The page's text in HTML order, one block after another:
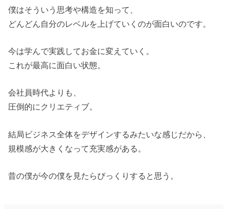
僕はそういう思考や構造を知って、
どんどん自分のレベルを上げていくのが面白いのです。
今は学んで実践してお金に変えていく。
これが最高に面白い状態。
会社員時代よりも、
圧倒的にクリエティブ。
結局ビジネス全体をデザインするみたいな感じだから、
規模感が大きくなって充実感がある。
昔の僕が今の僕を見たらびっくりすると思う。